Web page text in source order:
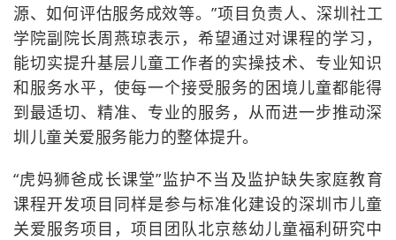
源、如何评估服务成效等。”项目负责人、深圳社工
学院副院长周燕琼表示，希望通过对课程的学习，
能切实提升基层儿童工作者的实操技术、专业知识
和服务水平，使每一个接受服务的困境儿童都能得
到最适切、精准、专业的服务，从而进一步推动深
圳儿童关爱服务能力的整体提升。
“虎妈狮爸成长课堂”监护不当及监护缺失家庭教育
课程开发项目同样是参与标准化建设的深圳市儿童
关爱服务项目，项目团队北京慈幼儿童福利研究中